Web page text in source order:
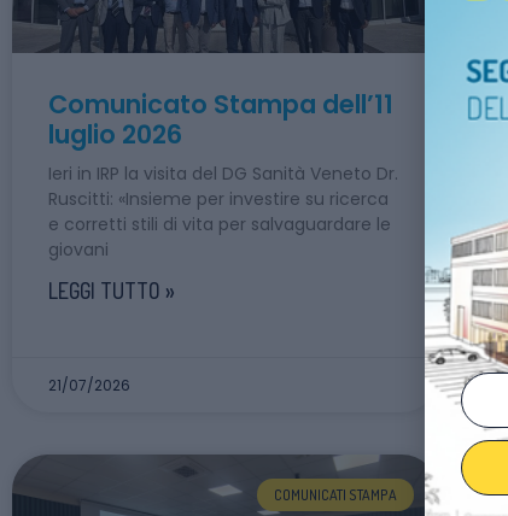
Comunicato Stampa dell’11
luglio 2026
Ieri in IRP la visita del DG Sanità Veneto Dr.
Ruscitti: «Insieme per investire su ricerca
e corretti stili di vita per salvaguardare le
giovani
LEGGI TUTTO »
21/07/2026
COMUNICATI STAMPA